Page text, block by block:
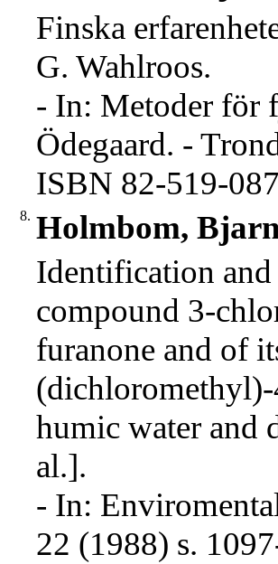
Finska
G. Wahlroos.
- In: Metoder för
Ödegaard. -
ISBN 82-519-
8. Holmbom,
Identification
compound 3-
furanone and of
humic water and
al.].
- In:
22 (1988) s.